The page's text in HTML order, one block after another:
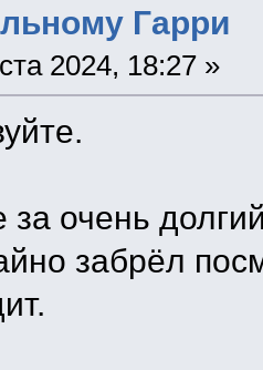
Гарри
2024, 18:27 »
за очень
забрёл